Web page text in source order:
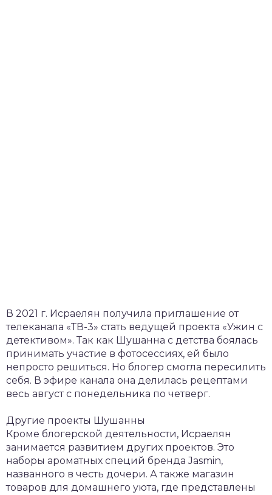
В 2021 г. Исраелян получила приглашение от
телеканала «ТВ-3» стать ведущей проекта «Ужин с
детективом». Так как Шушанна с детства боялась
принимать участие в фотосессиях, ей было
непросто решиться. Но блогер смогла пересилить
себя. В эфире канала она делилась рецептами
весь август с понедельника по четверг.
Другие проекты Шушанны
Кроме блогерской деятельности, Исраелян
занимается развитием других проектов. Это
наборы ароматных специй бренда Jasmin,
названного в честь дочери. А также магазин
товаров для домашнего уюта, где представлены